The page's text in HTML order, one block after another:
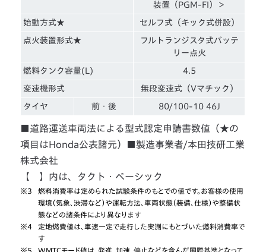
装置（PGM-FI）＞
始動方式★ セルフ式（キック式併設）
点火装置形式★
フルトランジスタ式バッテ
リー点火
燃料タンク容量(L) 4.5
変速機形式 無段変速式（Vマチック）
タイヤ 前・後 80/100-10 46J
■道路運送車両法による型式認定申請書数値（★の
項目はHonda公表諸元）■製造事業者/本田技研工業
株式会社
【 】内は、タクト・ベーシック
※3
燃料消費率は定められた試験条件のもとでの値です。お客様の使用
環境（気象、渋滞など）や運転方法、車両状態（装備、仕様）や整備状
態などの諸条件により異なります
※4
定地燃費値は、車速一定で走行した実測にもとづいた燃料消費率で
す
※5
WMTCモード値は、発進、加速、停止などを含んだ国際基準となって